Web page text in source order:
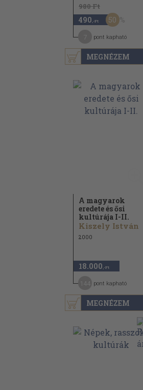
MEGNÉZEM
980 Ft
490 ,-Ft 50
pont kapható
MEGNÉZEM
A magyarok
eredete és ősi
kultúrája I-II.
Kiszely István
2000
18.000 ,-Ft
pont kapható